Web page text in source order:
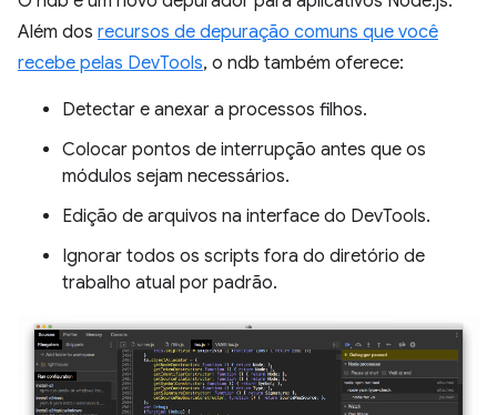
Além dos recursos de depuração comuns que você
recebe pelas DevTools, o ndb também oferece:
Detectar e anexar a processos filhos.
Colocar pontos de interrupção antes que os
módulos sejam necessários.
Edição de arquivos na interface do DevTools.
Ignorar todos os scripts fora do diretório de
trabalho atual por padrão.